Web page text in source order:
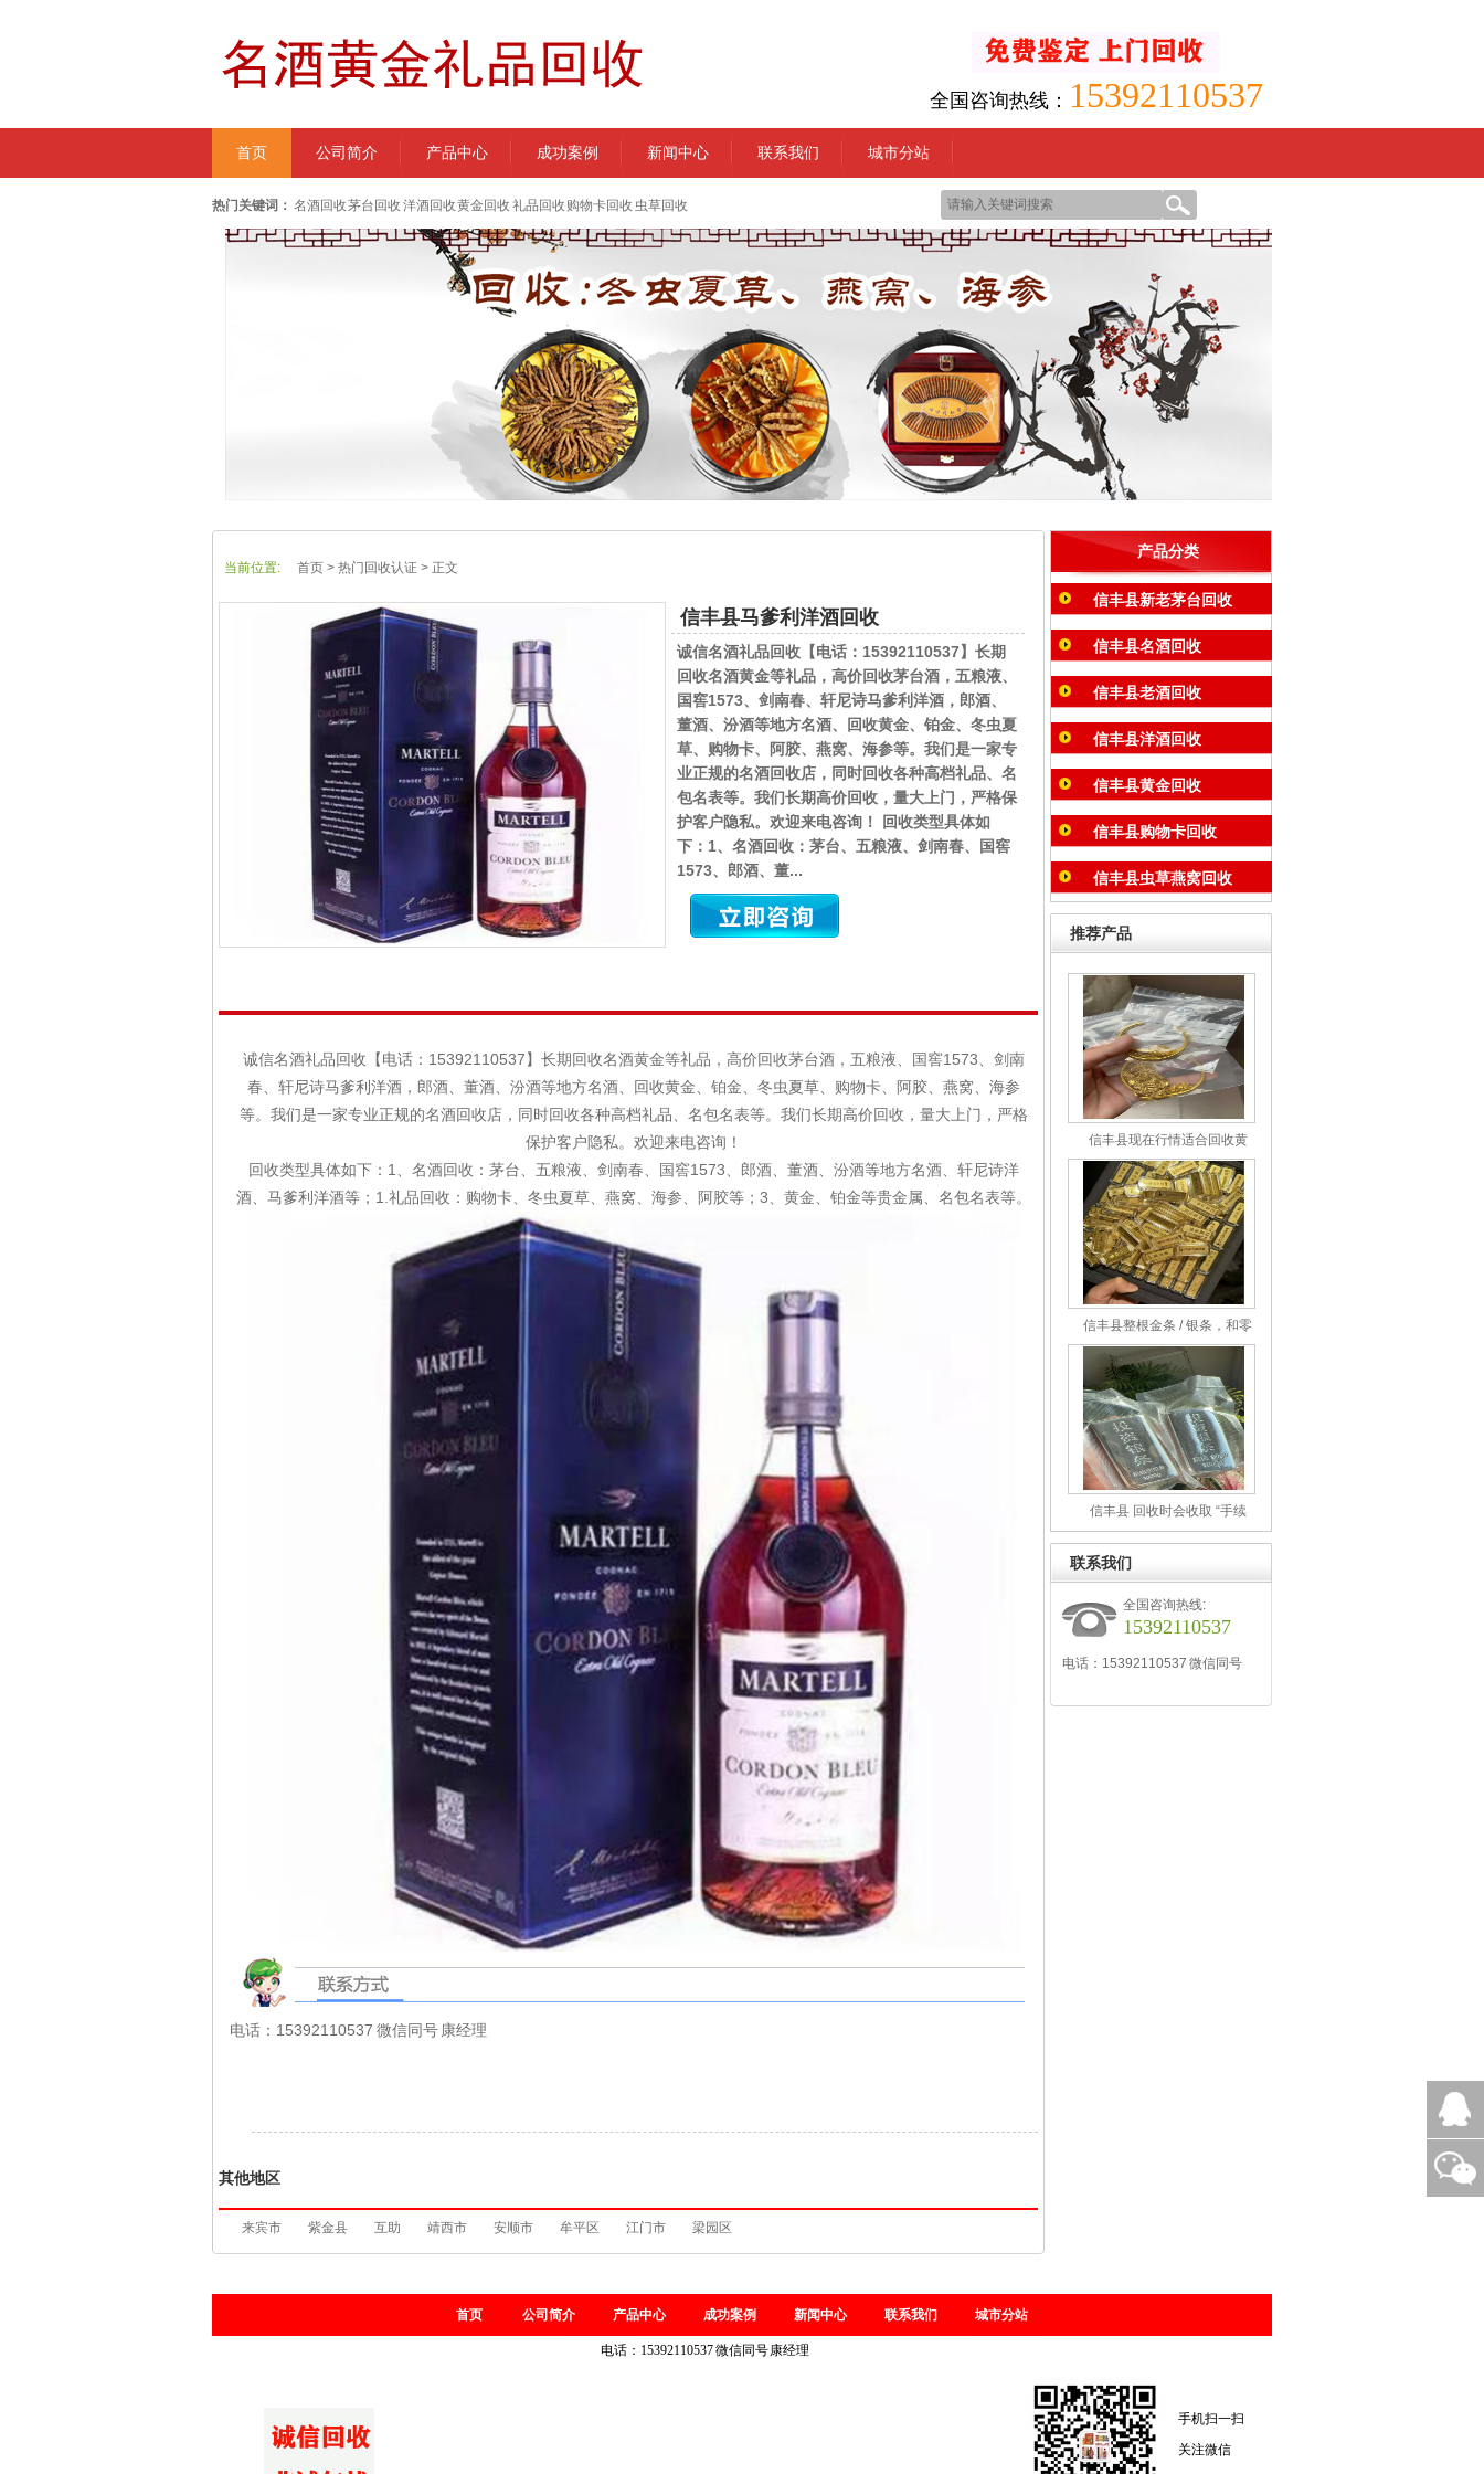
全国咨询热线： 15392110537
首页 公司简介 产品中心 成功案例 新闻中心 联系我们 城市分站
热门关键词： 名酒回收 茅台回收 洋酒回收 黄金回收 礼品回收 购物卡回收 虫草回收
当前位置: 首页 > 热门回收认证 > 正文
信丰县马爹利洋酒回收
诚信名酒礼品回收【电话：15392110537】长期
回收名酒黄金等礼品，高价回收茅台酒，五粮液、
国窖1573、剑南春、轩尼诗马爹利洋酒，郎酒、
董酒、汾酒等地方名酒、回收黄金、铂金、冬虫夏
草、购物卡、阿胶、燕窝、海参等。我们是一家专
业正规的名酒回收店，同时回收各种高档礼品、名
包名表等。我们长期高价回收，量大上门，严格保
护客户隐私。欢迎来电咨询！ 回收类型具体如
下：1、名酒回收：茅台、五粮液、剑南春、国窖
1573、郎酒、董...
诚信名酒礼品回收【电话：15392110537】长期回收名酒黄金等礼品，高价回收茅台酒，五粮液、国窖1573、剑南
春、轩尼诗马爹利洋酒，郎酒、董酒、汾酒等地方名酒、回收黄金、铂金、冬虫夏草、购物卡、阿胶、燕窝、海参
等。我们是一家专业正规的名酒回收店，同时回收各种高档礼品、名包名表等。我们长期高价回收，量大上门，严格
保护客户隐私。欢迎来电咨询！
回收类型具体如下：1、名酒回收：茅台、五粮液、剑南春、国窖1573、郎酒、董酒、汾酒等地方名酒、轩尼诗洋
酒、马爹利洋酒等；1.礼品回收：购物卡、冬虫夏草、燕窝、海参、阿胶等；3、黄金、铂金等贵金属、名包名表等。
电话：15392110537 微信同号 康经理
其他地区
来宾市 紫金县 互助 靖西市 安顺市 牟平区 江门市 梁园区
产品分类
信丰县新老茅台回收
信丰县名酒回收
信丰县老酒回收
信丰县洋酒回收
信丰县黄金回收
信丰县购物卡回收
信丰县虫草燕窝回收
推荐产品
信丰县现在行情适合回收黄
金、白银、铂金吗？如何判断最
佳回收时机？
信丰县整根金条 / 银条，和零
散首饰回收价格有差异吗？
信丰县 回收时会收取 “手续
费”“损耗费” 吗？如何避免隐性
联系我们
全国咨询热线:
15392110537
电话：15392110537 微信同号
首页 公司简介 产品中心 成功案例 新闻中心 联系我们 城市分站
电话：15392110537 微信同号 康经理
手机扫一扫
关注微信